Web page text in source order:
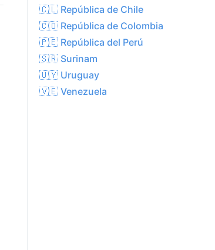
🇨🇱 República de Chile
🇨🇴 República de Colombia
🇵🇪 República del Perú
🇸🇷 Surinam
🇺🇾 Uruguay
🇻🇪 Venezuela